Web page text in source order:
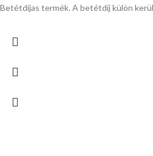
Betétdíjas termék. A betétdíj külön